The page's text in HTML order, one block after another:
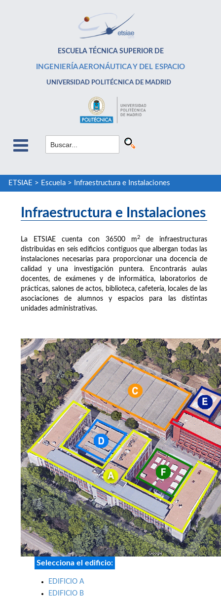
ESCUELA TÉCNICA SUPERIOR DE
INGENIERÍA AERONÁUTICA Y DEL ESPACIO
UNIVERSIDAD POLITÉCNICA DE MADRID
ETSIAE > Escuela> Infraestructura e Instalaciones
Infraestructura e Instalaciones
La ETSIAE cuenta con 36500 m2
de infraestructuras
distribuidas en seis edificios contiguos que albergan todas las
instalaciones necesarias para proporcionar una docencia de
calidad y una investigación puntera. Encontrarás aulas
docentes, de exámenes y de informática, laboratorios de
prácticas, salones de actos, biblioteca, cafetería, locales de las
asociaciones de alumnos y espacios para las distintas
unidades administrativas.
Selecciona el edificio:
EDIFICIO A
EDIFICIO B